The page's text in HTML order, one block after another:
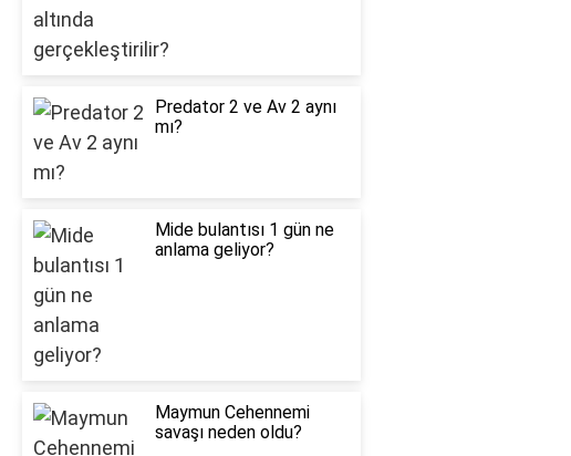
Predator 2 ve Av 2 aynı
mı?
Mide bulantısı 1 gün ne
anlama geliyor?
Maymun Cehennemi
savaşı neden oldu?